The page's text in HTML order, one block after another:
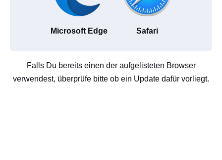
Microsoft Edge Safari
Falls Du bereits einen der aufgelisteten Browser
verwendest, überprüfe bitte ob ein Update dafür vorliegt.